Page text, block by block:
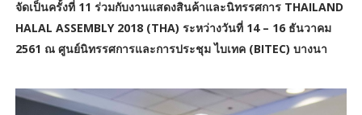
จัดเป็นครั้งที่ 11 ร่วมกับงานแสดงสินค้าและนิทรรศการ THAILAND
HALAL ASSEMBLY 2018 (THA) ระหว่างวันที่ 14 – 16 ธันวาคม
2561 ณ ศูนย์นิทรรศการและการประชุม ไบเทค (BITEC) บางนา